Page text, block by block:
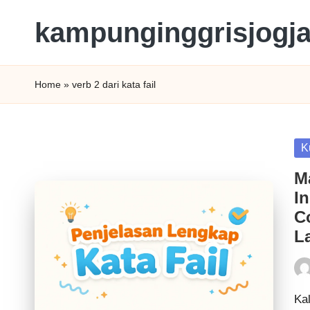
Home » verb 2 dari kata fail